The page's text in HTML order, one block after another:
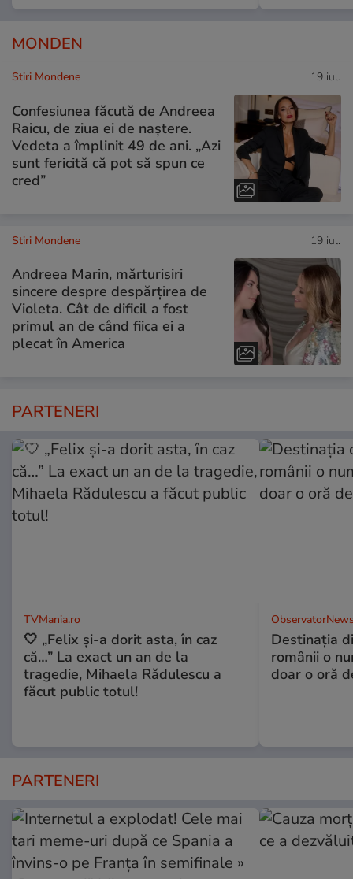
MONDEN
Stiri Mondene 19 iul.
Confesiunea făcută de Andreea
Raicu, de ziua ei de naștere.
Vedeta a împlinit 49 de ani. „Azi
sunt fericită că pot să spun ce
cred”
Stiri Mondene 19 iul.
Andreea Marin, mărturisiri
sincere despre despărțirea de
Violeta. Cât de dificil a fost
primul an de când fiica ei a
plecat în America
PARTENERI
TVMania.ro
🤍 „Felix și-a dorit asta, în caz
că…” La exact un an de la
tragedie, Mihaela Rădulescu a
făcut public totul!
Destinaţia
românii o
doar o oră
PARTENERI